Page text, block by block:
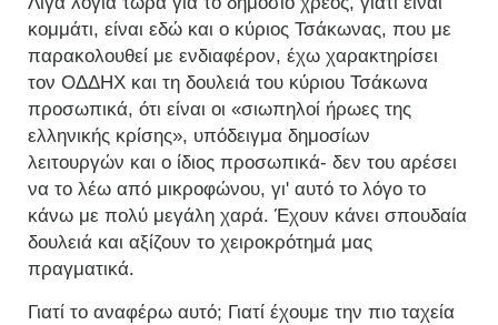
κομμάτι, είναι εδώ και ο κύριος Τσάκωνας, που με
παρακολουθεί με ενδιαφέρον, έχω χαρακτηρίσει
τον ΟΔΔΗΧ και τη δουλειά του κύριου Τσάκωνα
προσωπικά, ότι είναι οι «σιωπηλοί ήρωες της
ελληνικής κρίσης», υπόδειγμα δημοσίων
λειτουργών και ο ίδιος προσωπικά- δεν του αρέσει
να το λέω από μικροφώνου, γι' αυτό το λόγο το
κάνω με πολύ μεγάλη χαρά. Έχουν κάνει σπουδαία
δουλειά και αξίζουν το χειροκρότημά μας
πραγματικά.
Γιατί το αναφέρω αυτό; Γιατί έχουμε την πιο ταχεία